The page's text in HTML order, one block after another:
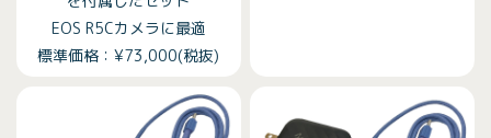
EOS R5Cカメラに最適
標準価格：¥73,000(税抜)